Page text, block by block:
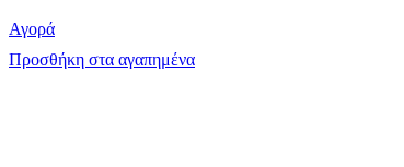
Αγορά
Προσθήκη στα αγαπημένα